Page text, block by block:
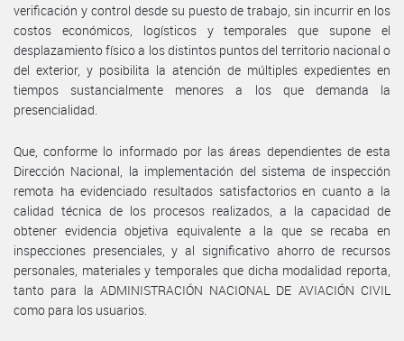
verificación y control desde su puesto de trabajo, sin incurrir en los
costos económicos, logísticos y temporales que supone el
desplazamiento físico a los distintos puntos del territorio nacional o
del exterior, y posibilita la atención de múltiples expedientes en
tiempos sustancialmente menores a los que demanda la
presencialidad.
Que, conforme lo informado por las áreas dependientes de esta
Dirección Nacional, la implementación del sistema de inspección
remota ha evidenciado resultados satisfactorios en cuanto a la
calidad técnica de los procesos realizados, a la capacidad de
obtener evidencia objetiva equivalente a la que se recaba en
inspecciones presenciales, y al significativo ahorro de recursos
personales, materiales y temporales que dicha modalidad reporta,
tanto para la ADMINISTRACIÓN NACIONAL DE AVIACIÓN CIVIL
como para los usuarios.